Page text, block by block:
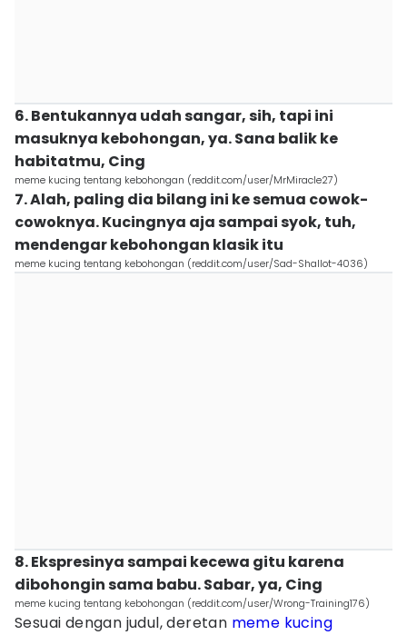
6. Bentukannya udah sangar, sih, tapi ini
masuknya kebohongan, ya. Sana balik ke
habitatmu, Cing
meme kucing tentang kebohongan (reddit.com/user/MrMiracle27)
7. Alah, paling dia bilang ini ke semua cowok-
cowoknya. Kucingnya aja sampai syok, tuh,
mendengar kebohongan klasik itu
meme kucing tentang kebohongan (reddit.com/user/Sad-Shallot-4036)
8. Ekspresinya sampai kecewa gitu karena
dibohongin sama babu. Sabar, ya, Cing
meme kucing tentang kebohongan (reddit.com/user/Wrong-Training176)
Sesuai dengan judul, deretan meme kucing